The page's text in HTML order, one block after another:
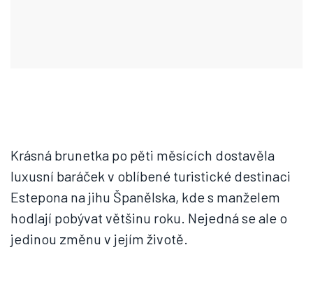
Krásná brunetka po pěti měsících dostavěla
luxusní baráček v oblíbené turistické destinaci
Estepona na jihu Španělska, kde s manželem
hodlají pobývat většinu roku. Nejedná se ale o
jedinou změnu v jejím životě.